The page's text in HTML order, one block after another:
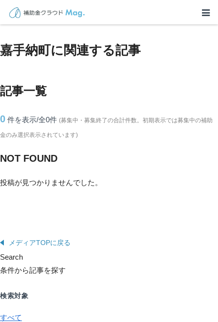
TOP > 補助金・助成金詳細>沖縄県
嘉手納町に関連する記事
記事一覧
0 件を表示/全0件 (募集中・募集終了の合計件数。初期表示では募集中の補助
金のみ選択表示されています)
NOT FOUND
投稿が見つかりませんでした。
メディアTOPに戻る
Search
条件から記事を探す
検索対象
すべて